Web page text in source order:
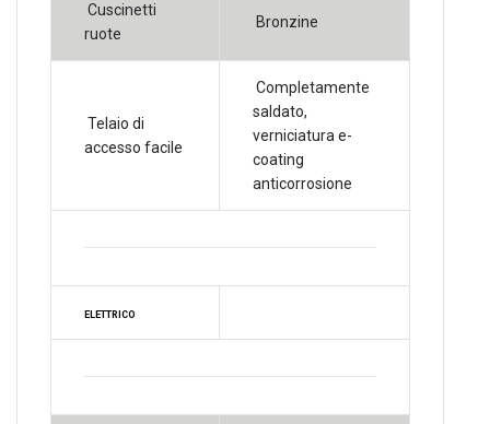
Cuscinetti
ruote
Bronzine
Telaio di
accesso facile
Completamente
saldato,
verniciatura e-
coating
anticorrosione
ELETTRICO